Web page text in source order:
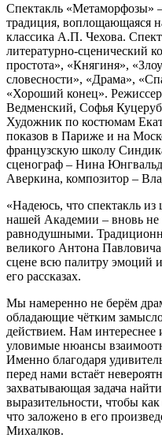
Спектакль «Метаморфозы»
традиция, воплощающаяся
классика А.П. Чехова.
литературно-сценический
простота», «Княгиня»,
словесности», «Драма»,
«Хороший конец».
Ведменский, Софья
Художник по костюмам
показов в Париже и на
французскую школу
сценограф – Нина
Аверкина, композитор –
«Надеюсь, что спектакль
нашей Академии – вновь не
равнодушными.
великого Антона
сцене всю палитру эмоций
его рассказах.
Мы намеренно не берём
обладающие чётким
действием. Нам интереснее
уловимые нюансы
Именно благодаря
перед нами встаёт
захватывающая задача
выразительности, чтобы
что заложено в его
Михалков.